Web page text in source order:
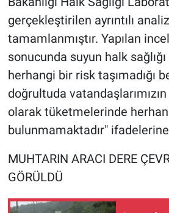
gerçekleştirilen ayrıntılı
tamamlanmıştır. Yapılan
sonucunda suyun halk sağlığı
herhangi bir risk taşımadığı
doğrultuda
olarak tüketmelerinde
bulunmamaktadır"
MUHTARIN ARACI DERE
GÖRÜLDÜ